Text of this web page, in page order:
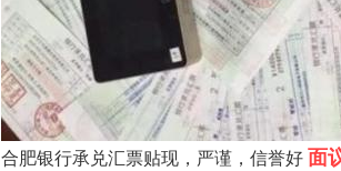
合肥银行承兑汇票贴现，严谨，信誉好面